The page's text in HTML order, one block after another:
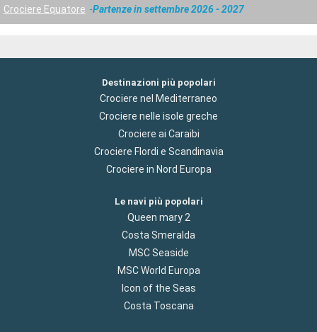
Crociere Equatore
Partenze in settembre 2026 - 2027
Destinazioni più popolari
Crociere nel Mediterraneo
Crociere nelle isole greche
Crociere ai Caraibi
Crociere Flordi e Scandinavia
Crociere in Nord Europa
Le navi più popolari
Queen mary 2
Costa Smeralda
MSC Seaside
MSC World Europa
Icon of the Seas
Costa Toscana